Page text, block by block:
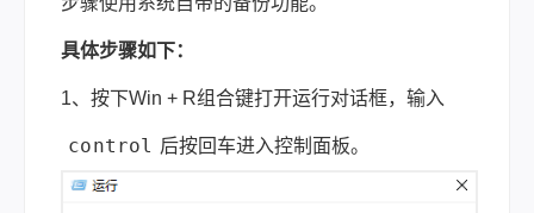
具体步骤如下：
1、按下Win + R组合键打开运行对话框，输入
control 后按回车进入控制面板。